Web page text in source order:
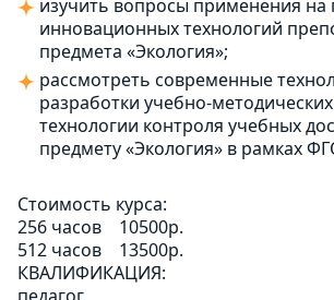
изучить вопросы применения на
инновационных технологий
предмета «Экология»;
рассмотреть современные
разработки учебно-
технологии контроля учебных
предмету «Экология» в рамках
Стоимость курса:
256 часов
10500р.
512 часов
13500р.
КВАЛИФИКАЦИЯ: